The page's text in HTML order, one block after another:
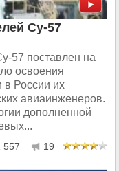
Су-57
57 поставлен на
освоения
в России их
авиаинженеров.
дополненной
557 19